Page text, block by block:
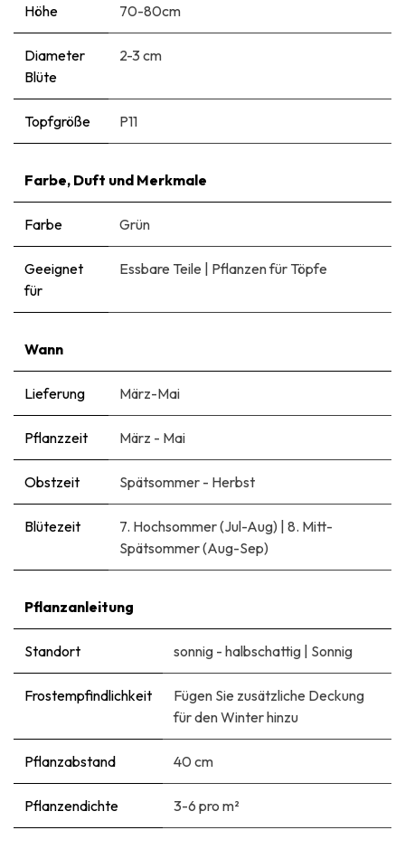
Höhe 70-80cm
Diameter
Blüte
2-3 cm
Topfgröße P11
Farbe, Duft und Merkmale
Farbe Grün
Geeignet
für
Essbare Teile | Pflanzen für Töpfe
Wann
Lieferung März-Mai
Pflanzzeit März - Mai
Obstzeit Spätsommer - Herbst
Blütezeit 7. Hochsommer (Jul-Aug) | 8. Mitt-
Spätsommer (Aug-Sep)
Pflanzanleitung
Standort sonnig - halbschattig | Sonnig
Frostempfindlichkeit
Fügen Sie zusätzliche Deckung
für den Winter hinzu
Pflanzabstand 40 cm
Pflanzendichte 3-6 pro m²